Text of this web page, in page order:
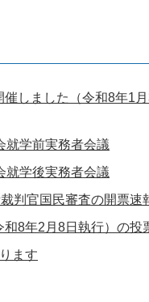
しました（令和8年1
学前実務者会議
学後実務者会議
判官国民審査の開票速
8年2月8日執行）の投
ます